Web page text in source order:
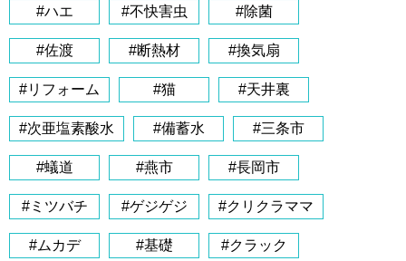
#ハエ #不快害虫 #除菌
#佐渡 #断熱材 #換気扇
#リフォーム #猫 #天井裏
#次亜塩素酸水 #備蓄水 #三条市
#蟻道 #燕市 #長岡市
#ミツバチ #ゲジゲジ #クリクラママ
#ムカデ #基礎 #クラック